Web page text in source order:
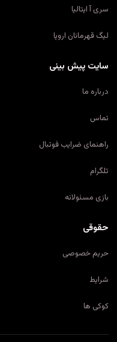
سری آ ایتالیا
لیگ قهرمانان اروپا
سایت پیش بینی
درباره ما
تماس
راهنمای ضرایب فوتبال
تلگرام
بازی مسئولانه
حقوقی
حریم خصوصی
شرایط
کوکی ها